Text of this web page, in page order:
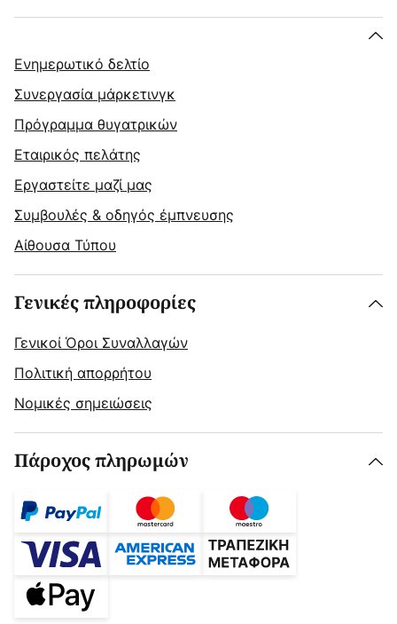
Ενημερωτικό δελτίο
Συνεργασία μάρκετινγκ
Πρόγραμμα θυγατρικών
Εταιρικός πελάτης
Εργαστείτε μαζί μας
Συμβουλές & οδηγός έμπνευσης
Αίθουσα Τύπου
Γενικές πληροφορίες
Γενικοί Όροι Συναλλαγών
Πολιτική απορρήτου
Νομικές σημειώσεις
Πάροχος πληρωμών